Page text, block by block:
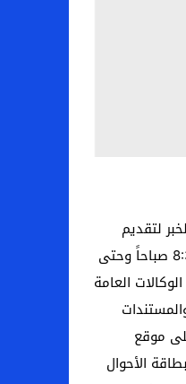
لتقديم
الخدمات القنصلية خلال الفترة ما بين 8- 9/5/2024. إضافة إعلان: سيتواجد طاقم العمل القنصلي في قاعة الدمام بفندق هيلتون جاردن إن / الخبر بين الساعة 8:30 صباحاً وحتى
العامة
موقع
الأحوال